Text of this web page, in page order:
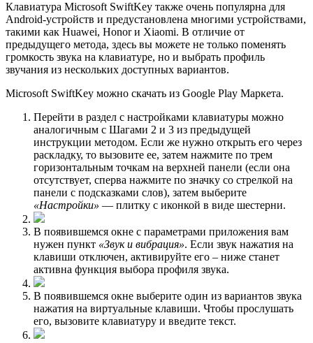
Клавиатура Microsoft SwiftKey также очень популярна для
Android-устройств и предустановлена многими устройствами,
такими как Huawei, Honor и Xiaomi. В отличие от
предыдущего метода, здесь вы можете не только поменять
громкость звука на клавиатуре, но и выбрать профиль
звучания из нескольких доступных вариантов.
Microsoft SwiftKey можно скачать из Google Play Маркета.
Перейти в раздел с настройками клавиатуры можно
аналогичным с Шагами 2 и 3 из предыдущей
инструкции методом. Если же нужно открыть его через
раскладку, то вызовите ее, затем нажмите по трем
горизонтальным точкам на верхней панели (если она
отсутствует, сперва нажмите по значку со стрелкой на
панели с подсказками слов), затем выберите
«Настройки» — плитку с иконкой в виде шестерни.
В появившемся окне с параметрами приложения вам
нужен пункт «Звук и вибрация». Если звук нажатия на
клавиши отключен, активируйте его – ниже станет
активна функция выбора профиля звука.
В появившемся окне выберите один из вариантов звука
нажатия на виртуальные клавиши. Чтобы прослушать
его, вызовите клавиатуру и введите текст.